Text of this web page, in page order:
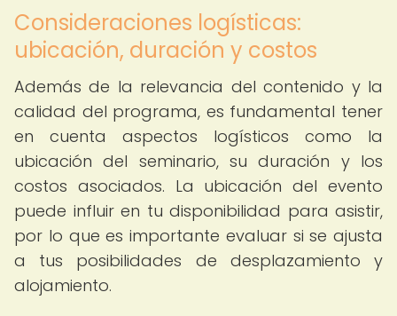
Consideraciones logísticas:
ubicación, duración y costos
Además de la relevancia del contenido y la
calidad del programa, es fundamental tener
en cuenta aspectos logísticos como la
ubicación del seminario, su duración y los
costos asociados. La ubicación del evento
puede influir en tu disponibilidad para asistir,
por lo que es importante evaluar si se ajusta
a tus posibilidades de desplazamiento y
alojamiento.